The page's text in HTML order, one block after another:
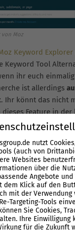
von Moz
Keyword Explorer
Keyword Tool
ihr euch
ist allerdings
. Ihr könnt das nicht
Feature in
diese Keyword Tool
nebenbei
bei den anderen
aber dringend
Suchvolumen wird
in einem
organische
den
nutzt
(auch von
Websites
über die
Angebote und
dem Klick auf den
mit der Verwendung
Targeting-Tools
Sie Cookies,
Ihre Einwilligung
für die Zukunft